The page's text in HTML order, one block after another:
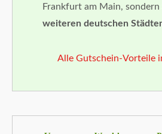
Frankfurt am Main, sondern
weiteren deutschen
Alle Gutschein-Vorteile